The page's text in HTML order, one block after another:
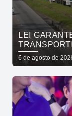
LEI
MUDA
6 de agosto de